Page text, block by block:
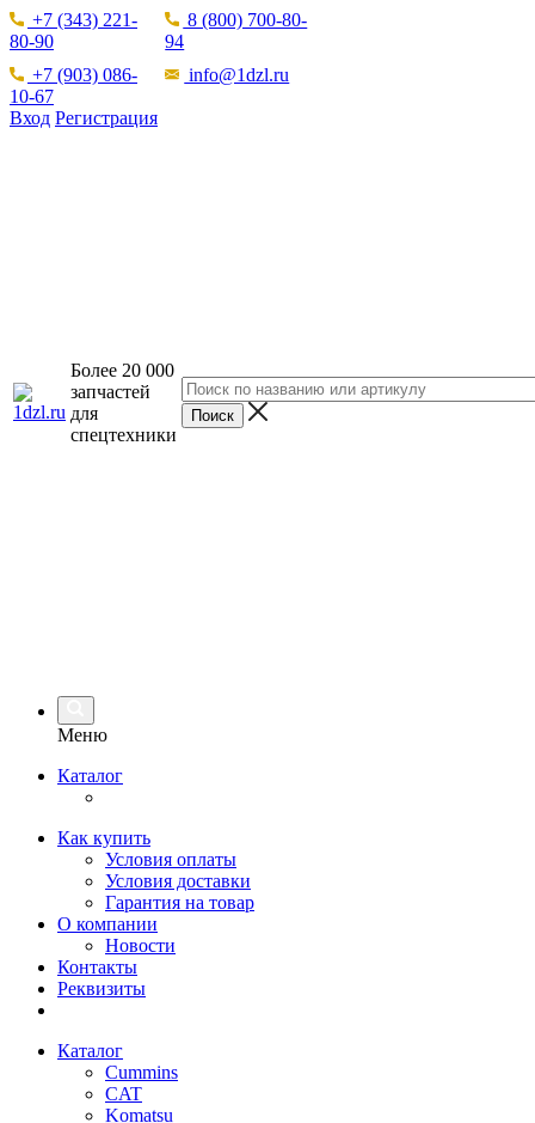
+7 (343) 221-
80-90
8 (800) 700-80-
94
+7 (903) 086-
10-67
info@1dzl.ru
Вход Регистрация
Более 20 000
запчастей
для
спецтехники
Меню
Каталог
Как купить
Условия оплаты
Условия доставки
Гарантия на товар
О компании
Новости
Контакты
Реквизиты
Каталог
Cummins
CAT
Komatsu